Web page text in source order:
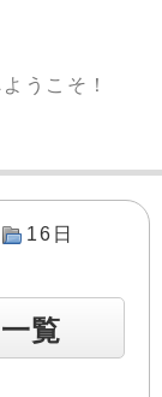
うこそ！
16日
覧